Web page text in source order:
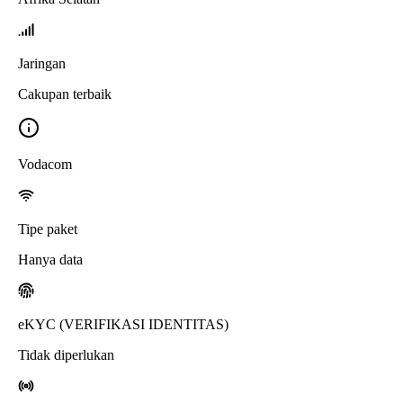
Jaringan
Cakupan terbaik
Vodacom
Tipe paket
Hanya data
eKYC (VERIFIKASI IDENTITAS)
Tidak diperlukan